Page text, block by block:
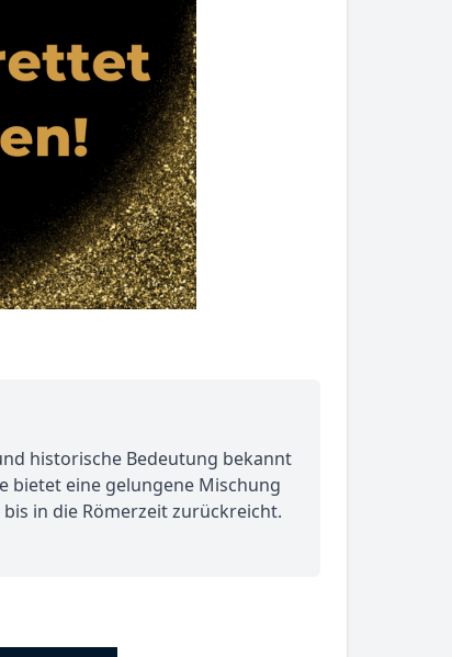
historische Bedeutung bekannt
bietet eine gelungene Mischung
in die Römerzeit zurückreicht.